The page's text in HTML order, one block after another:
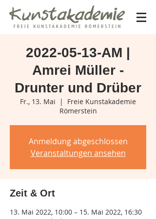
2022-05-13-AM |
Amrei Müller -
Drunter und Drüber
Fr., 13. Mai
  |
Freie Kunstakademie
Römerstein
Anmeldung abgeschlossen
Veranstaltungen ansehen
Zeit & Ort
13. Mai 2022, 10:00 – 15. Mai 2022, 16:30